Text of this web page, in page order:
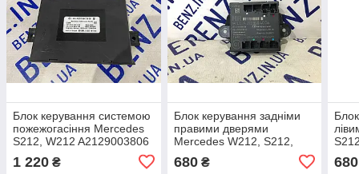
Блок керування системою
пожежогасіння Mercedes
S212, W212 A2129003806
1 220 ₴
Блок керування задніми
правими дверями
Mercedes W212, S212,
A2129004206
680₴ 680